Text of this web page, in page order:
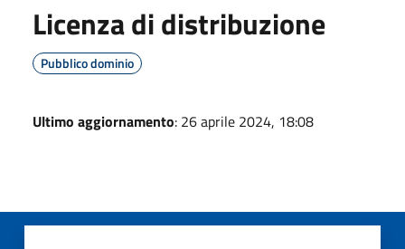
Licenza di distribuzione
Pubblico dominio
Ultimo aggiornamento: 26 aprile 2024, 18:08